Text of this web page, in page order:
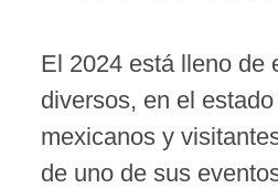
El 2024 está lleno de
diversos, en el
mexicanos y
de uno de sus